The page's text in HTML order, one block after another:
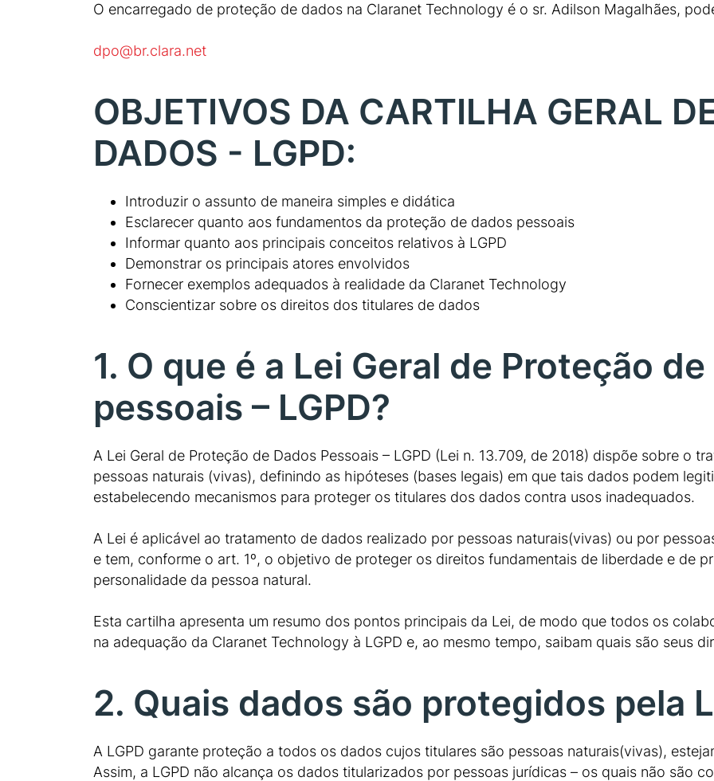
O encarregado de proteção de dados na Claranet Technology é o sr. Adilson Magalhães,
dpo@br.clara.net
OBJETIVOS DA CARTILHA GERAL
DADOS - LGPD:
Introduzir o assunto de maneira simples e didática
Esclarecer quanto aos fundamentos da proteção de dados pessoais
Informar quanto aos principais conceitos relativos à LGPD
Demonstrar os principais atores envolvidos
Fornecer exemplos adequados à realidade da Claranet Technology
Conscientizar sobre os direitos dos titulares de dados
1. O que é a Lei Geral de Proteção
pessoais – LGPD?
A Lei Geral de Proteção de Dados Pessoais – LGPD (Lei n. 13.709, de 2018) dispõe sobre o
pessoas naturais (vivas), definindo as hipóteses (bases legais) em que tais dados podem
estabelecendo mecanismos para proteger os titulares dos dados contra usos inadequados.
A Lei é aplicável ao tratamento de dados realizado por pessoas naturais(vivas) ou por
e tem, conforme o art. 1º, o objetivo de proteger os direitos fundamentais de liberdade e de
personalidade da pessoa natural.
Esta cartilha apresenta um resumo dos pontos principais da Lei, de modo que todos os
na adequação da Claranet Technology à LGPD e, ao mesmo tempo, saibam quais são seus
2. Quais dados são protegidos pela
A LGPD garante proteção a todos os dados cujos titulares são pessoas naturais(vivas),
Assim, a LGPD não alcança os dados titularizados por pessoas jurídicas – os quais não são